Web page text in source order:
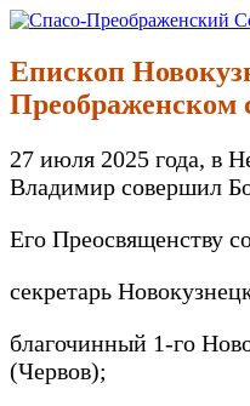
Перейти
содержимому
Спасо-Преображенский
Спасо-Преображенский
Епископ
Преображенском
27 июля 2025 года, в
Владимир совершил
Его Преосвященству
секретарь
благочинный 1-го
(Червов);